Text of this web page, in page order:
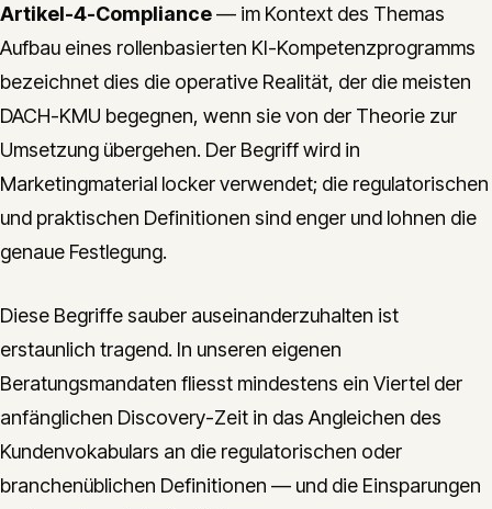
Artikel-4-Compliance— im Kontext des Themas
Aufbau eines rollenbasierten KI-Kompetenzprogramms
bezeichnet dies die operative Realität, der die meisten
DACH-KMU begegnen, wenn sie von der Theorie zur
Umsetzung übergehen. Der Begriff wird in
Marketingmaterial locker verwendet; die regulatorischen
und praktischen Definitionen sind enger und lohnen die
genaue Festlegung.
Diese Begriffe sauber auseinanderzuhalten ist
erstaunlich tragend. In unseren eigenen
Beratungsmandaten fliesst mindestens ein Viertel der
anfänglichen Discovery-Zeit in das Angleichen des
Kundenvokabulars an die regulatorischen oder
branchenüblichen Definitionen — und die Einsparungen